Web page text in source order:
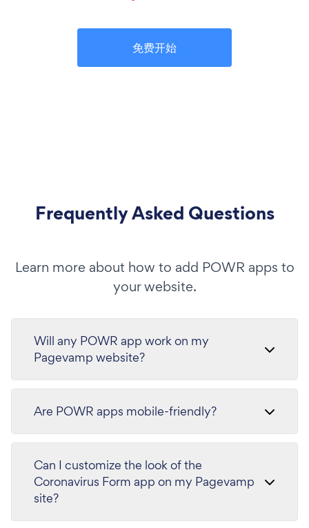
免费开始
Frequently Asked Questions
Learn more about how to add POWR apps to
your website.
Will any POWR app work on my
Pagevamp website?
Are POWR apps mobile-friendly?
Can I customize the look of the
Coronavirus Form app on my Pagevamp
site?